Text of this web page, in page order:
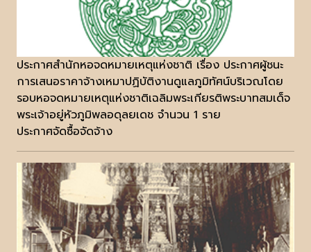
ประกาศสำนักหอจดหมายเหตุแห่งชาติ เรื่อง ประกาศผู้ชนะ
การเสนอราคาจ้างเหมาปฏิบัติงานดูแลภูมิทัศน์บริเวณโดย
รอบหอจดหมายเหตุแห่งชาติเฉลิมพระเกียรติพระบาทสมเด็จ
พระเจ้าอยู่หัวภูมิพลอดุลยเดช จำนวน 1 ราย
ประกาศจัดซื้อจัดจ้าง